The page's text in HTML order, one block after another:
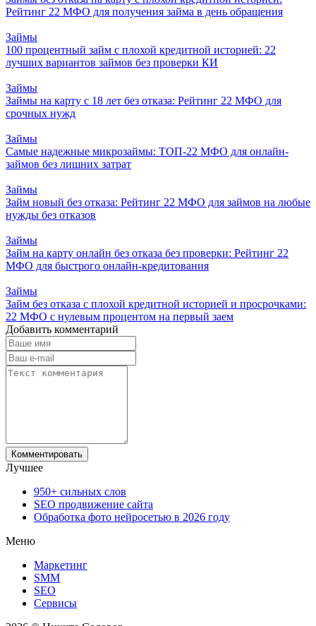
Рейтинг 22 МФО для получения займа в день обращения
Займы
100 процентный займ с плохой кредитной историей: 22
лучших вариантов займов без проверки КИ
Займы
Займы на карту с 18 лет без отказа: Рейтинг 22 МФО для
срочных нужд
Займы
Самые надежные микрозаймы: ТОП-22 МФО для онлайн-
займов без лишних затрат
Займы
Займ новый без отказа: Рейтинг 22 МФО для займов на любые
нужды без отказов
Займы
Займ на карту онлайн без отказа без проверки: Рейтинг 22
МФО для быстрого онлайн-кредитования
Займы
Займ без отказа с плохой кредитной историей и просрочками:
22 МФО с нулевым процентом на первый заем
Добавить комментарий
Лучшее
950+ сильных слов
SEO продвижение сайта
Обработка фото нейросетью в 2026 году
Меню
Маркетинг
SMM
SEO
Сервисы